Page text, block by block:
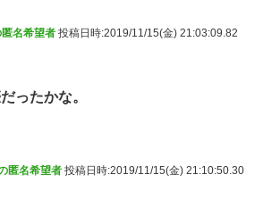
名希望者 投稿日時:2019/11/15(金) 21:03:09.82
ったかな。
匿名希望者 投稿日時:2019/11/15(金) 21:10:50.30